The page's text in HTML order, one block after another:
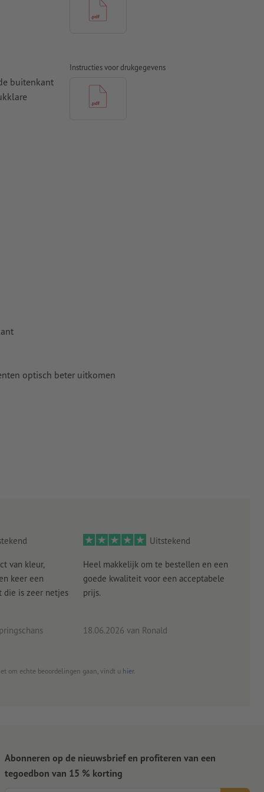
buitenkant
minste
Instructies voor drukgegevens
optisch beter uitkomen
van kleur,
keer een
die is zeer netjes
Uitstekend
Heel makkelijk om te bestellen en een
goede kwaliteit voor een acceptabele
prijs.
18.06.2026 van Ronald
om echte beoordelingen gaan, vindt u hier.
Abonneren op de nieuwsbrief en profiteren van een
tegoedbon van 15 % korting